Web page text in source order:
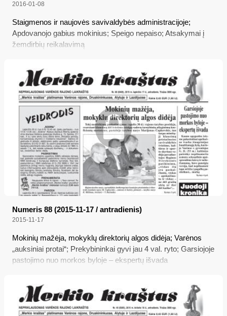
2016-01-08
Staigmenos ir naujovės savivaldybės administracijoje;
Apdovanojo gabius mokinius; Speigo nepaiso; Atsakymai į
žemdirbių reikalavimą
Numeris 88 (2015-11-17 / antradienis)
2015-11-17
Mokinių mažėja, mokyklų direktorių algos didėja; Varėnos
„auksiniai protai“; Prekybininkai gyvi jau 4 val. ryto; Garsiojoje
pastojimo nuo morkos byloje – ekspertų išvada